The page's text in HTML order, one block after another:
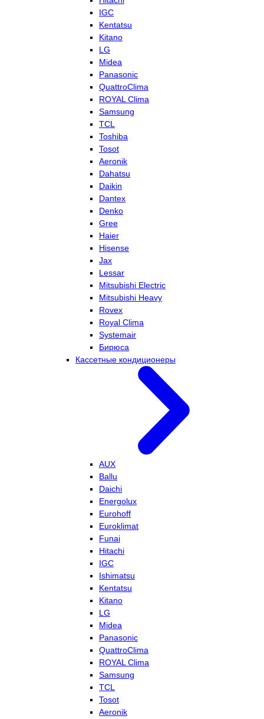
IGC
Kentatsu
Kitano
LG
Midea
Panasonic
QuattroClima
ROYAL Clima
Samsung
TCL
Toshiba
Tosot
Aeronik
Dahatsu
Daikin
Dantex
Denko
Gree
Haier
Hisense
Jax
Lessar
Mitsubishi Electric
Mitsubishi Heavy
Rovex
Royal Clima
Systemair
Бирюса
Кассетные кондиционеры
AUX
Ballu
Daichi
Energolux
Eurohoff
Euroklimat
Funai
Hitachi
IGC
Ishimatsu
Kentatsu
Kitano
LG
Midea
Panasonic
QuattroClima
ROYAL Clima
Samsung
TCL
Tosot
Aeronik